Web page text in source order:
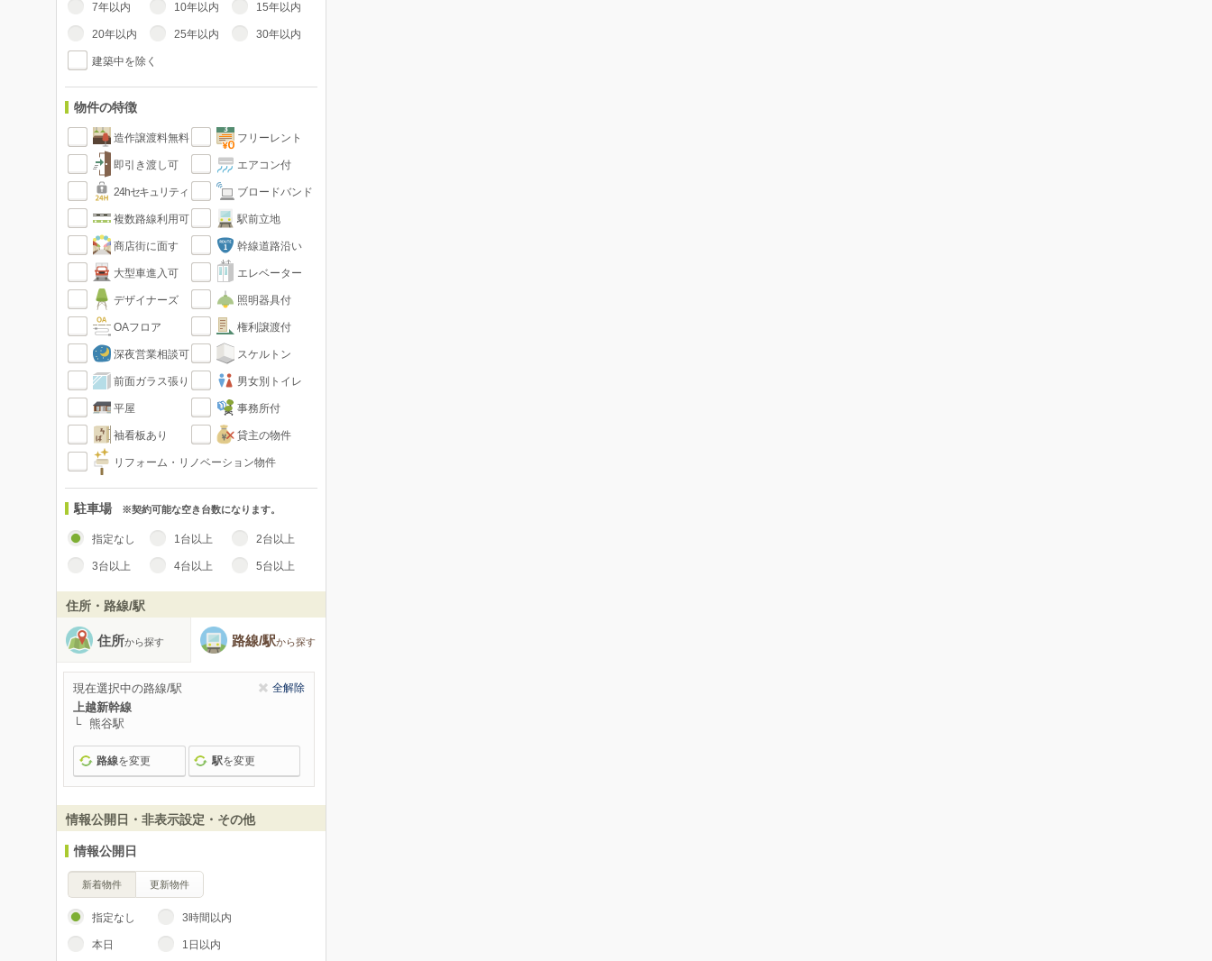
7年以内 10年以内 15年以内
20年以内 25年以内 30年以内
建築中を除く
物件の特徴
造作譲渡料無料 フリーレント
即引き渡し可 エアコン付
24hセキュリティ ブロードバンド
複数路線利用可 駅前立地
商店街に面す 幹線道路沿い
大型車進入可 エレベーター
デザイナーズ 照明器具付
OAフロア 権利譲渡付
深夜営業相談可 スケルトン
前面ガラス張り 男女別トイレ
平屋 事務所付
袖看板あり 貸主の物件
リフォーム・リノベーション物件
駐車場 ※契約可能な空き台数になります。
指定なし 1台以上 2台以上
3台以上 4台以上 5台以上
住所・路線/駅
住所から探す 路線/駅から探す
現在選択中の路線/駅 全解除
上越新幹線
熊谷駅
路線を変更 駅を変更
情報公開日・非表示設定・その他
情報公開日
新着物件 更新物件
指定なし 3時間以内
本日 1日以内